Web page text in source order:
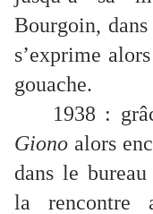
Bourgoin,
s’exprime
gouache.
1938 :
Giono alors
dans le
la rencontre